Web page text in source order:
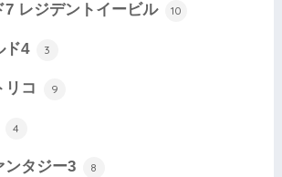
7 レジデントイービル 10
ド4 3
リコ 9
4
ンタジー3 8